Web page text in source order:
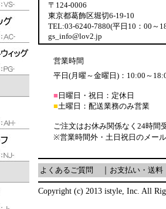
〒124-0006
東京都葛飾区堀切6-19-10
TEL:03-6240-7880(平日10：00～
gs_info@lov2.jp
営業時間
平日(月曜～金曜日)：10:00～
■ 日曜日・祝日：定休日
■土曜日：配送業務のみ営業
ご注文はお休み関係なく24時間
※営業時間外・土日祝日のメー
よくあるご質問 お支払い・送料
Copyright (c) 2013 istyle, Inc. All